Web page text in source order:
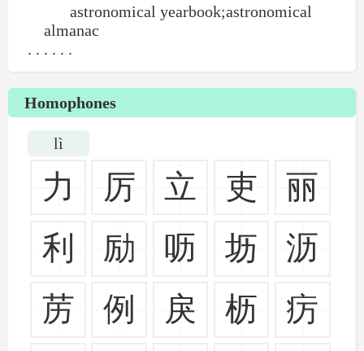
astronomical yearbook;astronomical
almanac
. . . . . .
Homophones
lì
力 厉 立 吏
丽
利
励 呖 坜
沥
苈
例 戾 枥
疠